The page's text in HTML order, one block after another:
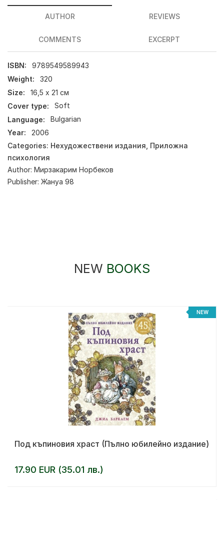
AUTHOR REVIEWS
COMMENTS EXCERPT
ISBN:
9789549589943
Weight:
320
Size:
16,5 х 21 см
Cover type:
Soft
Language:
Bulgarian
Year:
2006
Categories: Нехудожествени издания Приложна
психология
Author: Мирзакарим Норбеков
Publisher: Жануа 98
NEW BOOKS
NEW
Под къпиновия храст (Пълно юбилейно издание)
17.90 EUR (35.01 лв.)